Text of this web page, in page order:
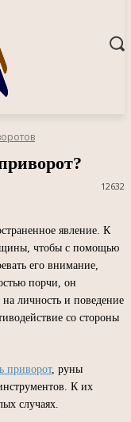
12632
явление. К
чтобы с помощью
его внимание,
порчи, он
на личность и поведение
со стороны
приворот, руны
К их
случаях.